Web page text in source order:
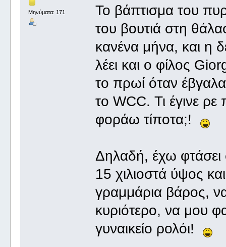
Μηνύματα: 171
Το βάπτισμα του
του βουτιά στη
κανένα μήνα, και η
λέει και ο φίλος
το πρωί όταν
το WCC. Τι έγινε
φοράω τίποτα;!
Δηλαδή, έχω φτάσει
15 χιλιοστά ύψος
γραμμάρια βάρος,
κυριότερο, να μου
γυναικείο ρολόι!